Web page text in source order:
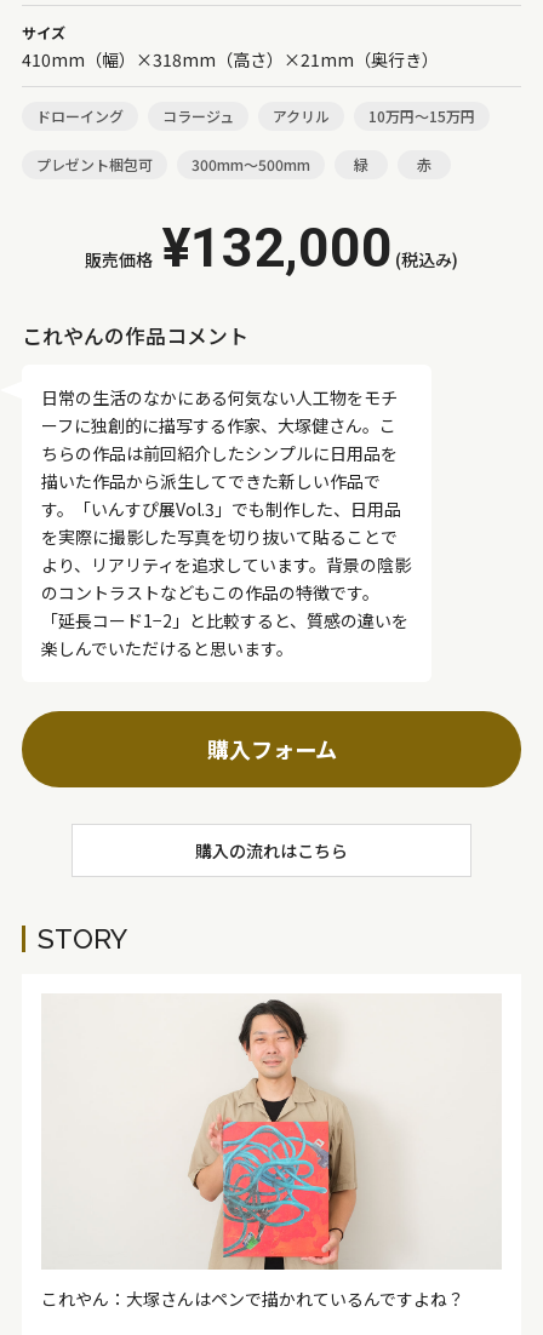
サイズ
410mm（幅）×318mm（高さ）×21mm（奥行き）
ドローイング コラージュ アクリル 10万円～15万円
プレゼント梱包可 300mm～500mm 緑 赤
販売価格 ¥132,000 (税込み)
これやんの作品コメント
日常の生活のなかにある何気ない人工物をモチ
ーフに独創的に描写する作家、大塚健さん。こ
ちらの作品は前回紹介したシンプルに日用品を
描いた作品から派生してできた新しい作品で
す。「いんすぴ展Vol.3」でも制作した、日用品
を実際に撮影した写真を切り抜いて貼ることで
より、リアリティを追求しています。背景の陰影
のコントラストなどもこの作品の特徴です。
「延長コード1−2」と比較すると、質感の違いを
楽しんでいただけると思います。
購入フォーム
購入の流れはこちら
STORY
これやん：大塚さんはペンで描かれているんですよね？